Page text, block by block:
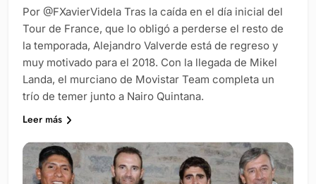
Por @FXavierVidela Tras la caída en el día inicial del
Tour de France, que lo obligó a perderse el resto de
la temporada, Alejandro Valverde está de regreso y
muy motivado para el 2018. Con la llegada de Mikel
Landa, el murciano de Movistar Team completa un
trío de temer junto a Nairo Quintana.
Leer más